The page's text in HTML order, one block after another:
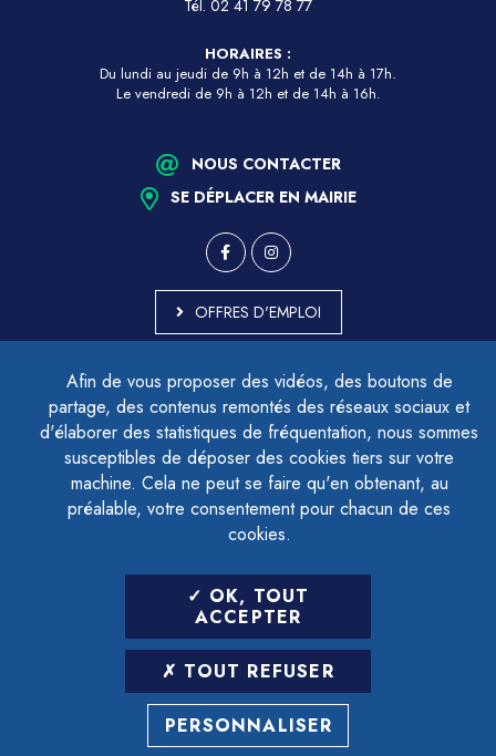
Afin de vous proposer des vidéos, des boutons de
partage, des contenus remontés des réseaux sociaux et
d'élaborer des statistiques de fréquentation, nous sommes
susceptibles de déposer des cookies tiers sur votre
machine. Cela ne peut se faire qu'en obtenant, au
préalable, votre consentement pour chacun de ces
cookies.
OK, TOUT
ACCEPTER
TOUT REFUSER
PERSONNALISER
Tél. 02 41 79 78 77
HORAIRES :
Du lundi au jeudi de 9h à 12h et de 14h à 17h.
Le vendredi de 9h à 12h et de 14h à 16h.
NOUS CONTACTER
SE DÉPLACER EN MAIRIE
OFFRES D'EMPLOI
ACCESSIBILITÉ - PARTIELLEMENT CONFORME
PLAN DU SITE
MENTIONS LÉGALES
CONTACTER LE DÉLÉGUÉ À LA PROTECTION DES DONNÉES
GESTION DES COOKIES
LETTRE D'INFORMATION
SAISIR VOTRE ADRESSE E-MAIL
POUR VOUS INSCRIRE :
ARCHIVES DÉSINSCRIPTION